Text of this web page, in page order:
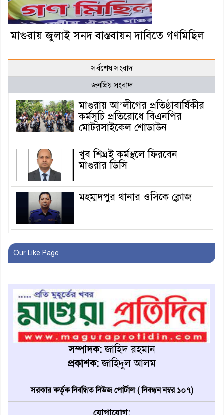
মাগুরায় জুলাই সনদ বাস্তবায়ন দাবিতে গণমিছিল
সর্বশেষ সংবাদ
জনপ্রিয় সংবাদ
মাগুরায় আ’লীগের প্রতিষ্ঠাবার্ষিকীর
কর্মসূচি প্রতিরোধে বিএনপির
মোটরসাইকেল শোডাউন
খুব শিঘ্রই কর্মস্থলে ফিরবেন
মাগুরার ডিসি
মহম্মদপুর থানার ওসিকে ক্লোজ
কোলে
শ্রীপুরে শ্লীলতাহানির অভিযোগে
বিক্ষোভ-সিসি ক্যামেরা ফুটেজ
যাচাইয়ের দাবি অভিযুক্ত শিক্ষকের
মাগুরার কথিত মাদক সম্রাট
আমিরুল গ্রেফতার
ভক্তদের বর্ণাঢ্য শোভাযাত্রা
Our Like Page
সম্পাদক:জাহিদ রহমান
প্রকাশক:জাহিদুল আলম
সরকার কর্তৃক নিবন্ধিত নিউজ পোর্টাল ( নিবন্ধন নম্বর ১০৭)
যোগাযোগ: